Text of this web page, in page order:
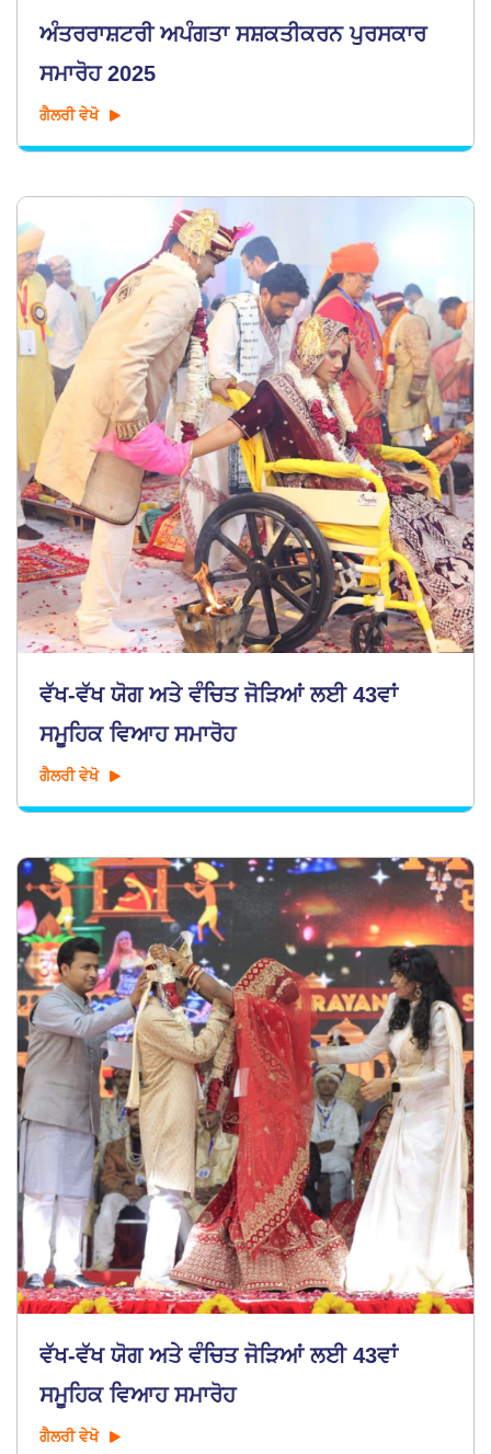
ਅੰਤਰਰਾਸ਼ਟਰੀ ਅਪੰਗਤਾ ਸਸ਼ਕਤੀਕਰਨ ਪੁਰਸਕਾਰ
ਸਮਾਰੋਹ 2025
ਗੈਲਰੀ ਵੇਖੋ
ਵੱਖ-ਵੱਖ ਯੋਗ ਅਤੇ ਵੰਚਿਤ ਜੋੜਿਆਂ ਲਈ 43ਵਾਂ
ਸਮੂਹਿਕ ਵਿਆਹ ਸਮਾਰੋਹ
ਗੈਲਰੀ ਵੇਖੋ
ਵੱਖ-ਵੱਖ ਯੋਗ ਅਤੇ ਵੰਚਿਤ ਜੋੜਿਆਂ ਲਈ 43ਵਾਂ
ਸਮੂਹਿਕ ਵਿਆਹ ਸਮਾਰੋਹ
ਗੈਲਰੀ ਵੇਖੋ